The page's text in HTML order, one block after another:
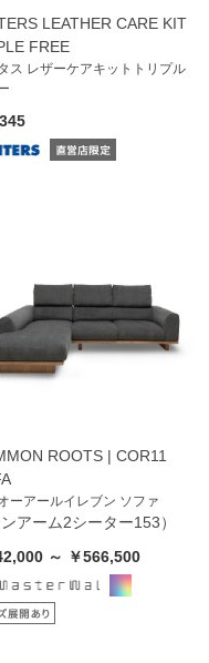
LEATHER CARE KIT
FREE
ス レザーケアキットトリプル
ROOTS | COR11
ーアールイレブン ソファ
ンアーム2シーター153）
～ ￥566,500